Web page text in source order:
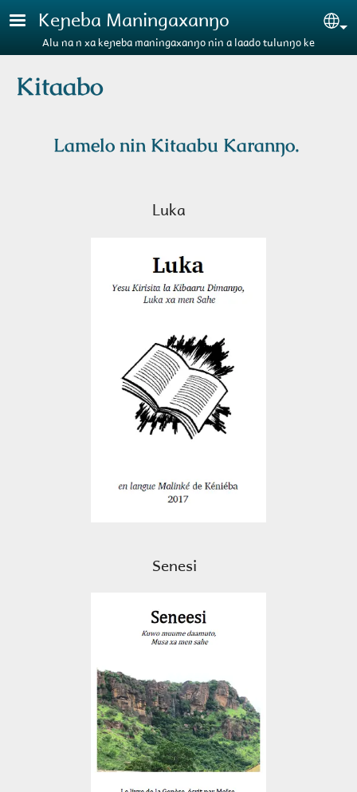
Aller au contenu principal
Keɲeba Maningaxanŋo
Alu na n xa keɲeba maningaxanŋo nin a laado tulunŋo ke
Kitaabo
Lamelo nin Kitaabu Karanŋo.
Luka
Senesi